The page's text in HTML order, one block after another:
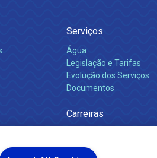
Serviços
Água
Legislação e Tarifas
Evolução dos Serviços
Documentos
Carreiras